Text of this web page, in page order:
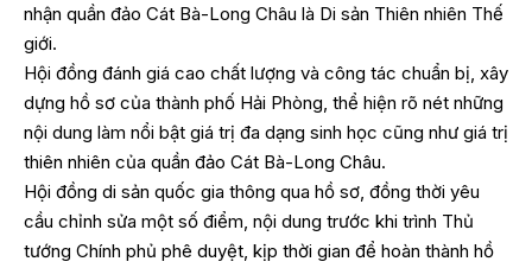
nhận quần đảo Cát Bà-Long Châu là Di sản Thiên nhiên Thế
giới.
Hội đồng đánh giá cao chất lượng và công tác chuẩn bị, xây
dựng hồ sơ của thành phố Hải Phòng, thể hiện rõ nét những
nội dung làm nổi bật giá trị đa dạng sinh học cũng như giá trị
thiên nhiên của quần đảo Cát Bà-Long Châu.
Hội đồng di sản quốc gia thông qua hồ sơ, đồng thời yêu
cầu chỉnh sửa một số điểm, nội dung trước khi trình Thủ
tướng Chính phủ phê duyệt, kịp thời gian để hoàn thành hồ